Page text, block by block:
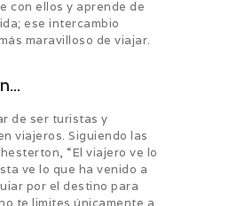
con ellos y aprende de
ese intercambio
maravilloso de viajar.
de ser turistas y
viajeros. Siguiendo las
“El viajero ve lo
ve lo que ha venido a
por el destino para
te limites únicamente a